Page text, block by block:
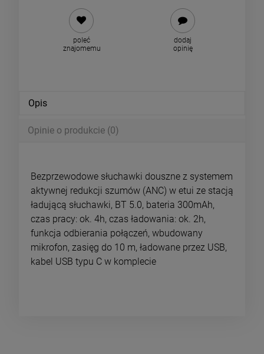
poleć
znajomemu
dodaj
opinię
Opis
Opinie o produkcie (0)
Bezprzewodowe słuchawki douszne z systemem
aktywnej redukcji szumów (ANC) w etui ze stacją
ładującą słuchawki, BT 5.0, bateria 300mAh,
czas pracy: ok. 4h, czas ładowania: ok. 2h,
funkcja odbierania połączeń, wbudowany
mikrofon, zasięg do 10 m, ładowane przez USB,
kabel USB typu C w komplecie